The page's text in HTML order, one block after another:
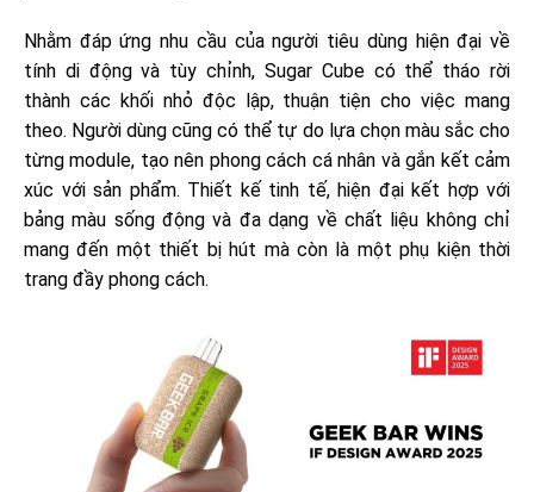
Nhằm đáp ứng nhu cầu của người tiêu dùng hiện đại về
tính di động và tùy chỉnh, Sugar Cube có thể tháo rời
thành các khối nhỏ độc lập, thuận tiện cho việc mang
theo. Người dùng cũng có thể tự do lựa chọn màu sắc cho
từng module, tạo nên phong cách cá nhân và gắn kết cảm
xúc với sản phẩm. Thiết kế tinh tế, hiện đại kết hợp với
bảng màu sống động và đa dạng về chất liệu không chỉ
mang đến một thiết bị hút mà còn là một phụ kiện thời
trang đầy phong cách.